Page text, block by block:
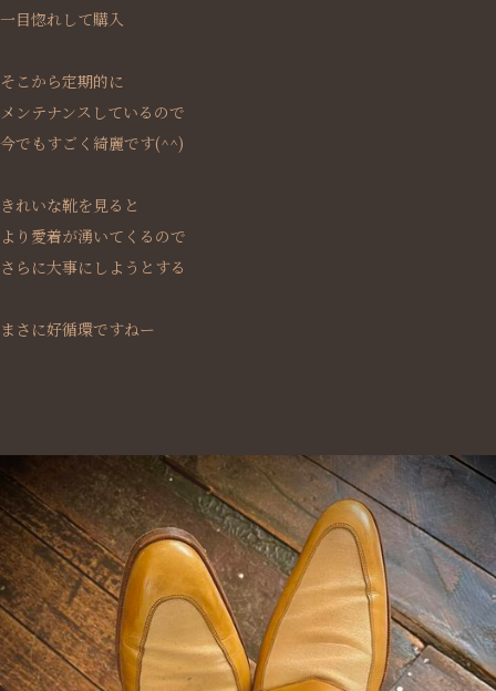
一目惚れして購入
そこから定期的に
メンテナンスしているので
今でもすごく綺麗です(^^)
きれいな靴を見ると
より愛着が湧いてくるので
さらに大事にしようとする
まさに好循環ですねー